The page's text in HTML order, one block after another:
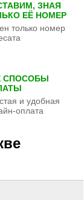
ЗНАЯ
ЕЁ НОМЕР
только номер
СПОСОБЫ
и удобная
оплата